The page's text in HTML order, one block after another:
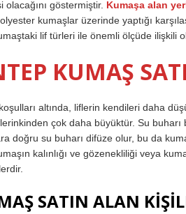
göstermiştir. Kumaşa alan
kumaşlar üzerinde yaptığı
lif türleri ile önemli ölçüde ilişkili
KUMAŞ
altında, liflerin kendileri daha
çok daha büyüktür. Su buharı
doğru su buharı difüze olur, bu da
kalınlığı ve gözenekliliği veya
SATIN ALAN